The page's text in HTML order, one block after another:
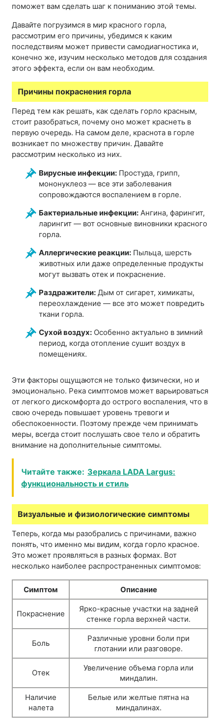
поможет вам сделать шаг к пониманию этой темы.
Давайте погрузимся в мир красного горла,
рассмотрим его причины, убедимся к каким
последствиям может привести самодиагностика и,
конечно же, изучим несколько методов для создания
этого эффекта, если он вам необходим.
Причины покраснения горла
Перед тем как решать, как сделать горло красным,
стоит разобраться, почему оно может краснеть в
первую очередь. На самом деле, краснота в горле
возникает по множеству причин. Давайте
рассмотрим несколько из них.
Вирусные инфекции: Простуда, грипп,
мононуклеоз — все эти заболевания
сопровождаются воспалением в горле.
Бактериальные инфекции: Ангина, фарингит,
ларингит — вот основные виновники красного
горла.
Аллергические реакции: Пыльца, шерсть
животных или даже определенные продукты
могут вызвать отек и покраснение.
Раздражители: Дым от сигарет, химикаты,
переохлаждение — все это может повредить
ткани горла.
Сухой воздух: Особенно актуально в зимний
период, когда отопление сушит воздух в
помещениях.
Эти факторы ощущаются не только физически, но и
эмоционально. Река симптомов может варьироваться
от легкого дискомфорта до острого воспаления, что в
свою очередь повышает уровень тревоги и
обеспокоенности. Поэтому прежде чем принимать
меры, всегда стоит послушать свое тело и обратить
внимание на дополнительные симптомы.
Читайте также: Зеркала LADA Largus:
функциональность и стиль
Визуальные и физиологические симптомы
Теперь, когда мы разобрались с причинами, важно
понять, что именно мы видим, когда горло красное.
Это может проявляться в разных формах. Вот
несколько наиболее распространенных симптомов:
Симптом Описание
Покраснение
Ярко-красные участки на задней
стенке горла верхней части.
Боль
Различные уровни боли при
глотании или разговоре.
Отек
Увеличение объема горла или
миндалин.
Наличие
налета
Белые или желтые пятна на
миндалинах.